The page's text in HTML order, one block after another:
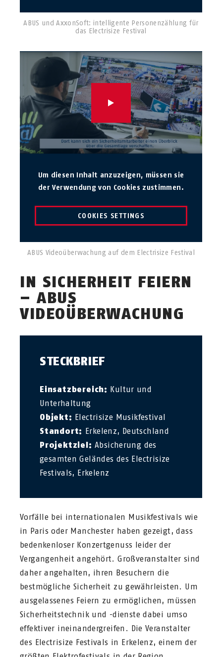
ABUS und AxxonSoft: intelligente Personenzählung für
das Electrisize Festival
Um diesen Inhalt anzuzeigen, müssen sie
der Verwendung von Cookies zustimmen.
COOKIES SETTINGS
ABUS Videoüberwachung auf dem Electrisize Festival
IN SICHERHEIT FEIERN
– ABUS
VIDEOÜBERWACHUNG
STECKBRIEF
Einsatzbereich: Kultur und
Unterhaltung
Objekt: Electrisize Musikfestival
Standort: Erkelenz, Deutschland
Projektziel: Absicherung des
gesamten Geländes des Electrisize
Festivals, Erkelenz
Vorfälle bei internationalen Musikfestivals wie
in Paris oder Manchester haben gezeigt, dass
bedenkenloser Konzertgenuss leider der
Vergangenheit angehört. Großveranstalter sind
daher angehalten, ihren Besuchern die
bestmögliche Sicherheit zu gewährleisten. Um
ausgelassenes Feiern zu ermöglichen, müssen
Sicherheitstechnik und -dienste dabei umso
effektiver ineinandergreifen. Die Veranstalter
des Electrisize Festivals in Erkelenz, einem der